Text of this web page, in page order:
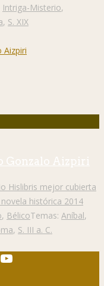
Intriga-Misterio,
, S. XIX
Gonzalo Aizpiri
Hislibris mejor cubierta
histórica 2014
, BélicoTemas: Aníbal,
, S. III a. C.